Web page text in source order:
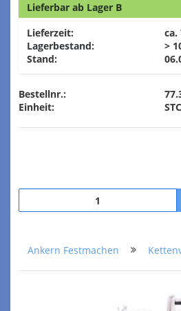
Lieferbar ab Lager B
Lieferzeit:
ca.
Lagerbestand:
>
Stand:
Bestellnr.:
Einheit:
Ankern Festmachen